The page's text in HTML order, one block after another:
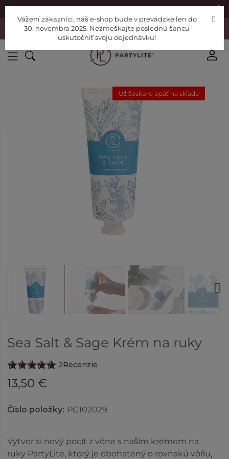
|
Vážení zákazníci, náš e-shop bude v prevádzke len do 30. novembra
2025. Nezmeškajte poslednú šancu uskutočniť svoju objednávku!
Už čoskoro opäť na sklade
Next
Sea Salt & Sage Krém na ruky
2Recenzie
13,50 €
Číslo položky: PC102029
Vytvor si nový pocit z vône s naším krémom na
ruky PartyLite, ktorý je obohatený o rovnakú vôňu,
Vážení zákazníci, náš e-shop bude v prevádzke len do
30. novembra 2025. Nezmeškajte poslednú šancu
uskutočniť svoju objednávku!